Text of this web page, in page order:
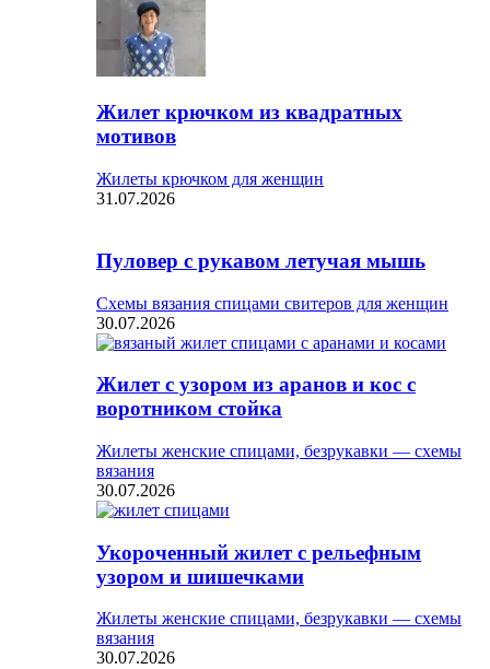
Жилет крючком из квадратных
мотивов
Жилеты крючком для женщин
31.07.2026
Пуловер с рукавом летучая мышь
Схемы вязания спицами свитеров для женщин
30.07.2026
Жилет с узором из аранов и кос с
воротником стойка
Жилеты женские спицами, безрукавки — схемы
вязания
30.07.2026
Укороченный жилет с рельефным
узором и шишечками
Жилеты женские спицами, безрукавки — схемы
вязания
30.07.2026